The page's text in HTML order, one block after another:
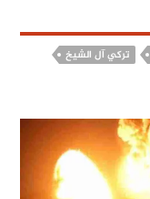
تركي آل الشيخ